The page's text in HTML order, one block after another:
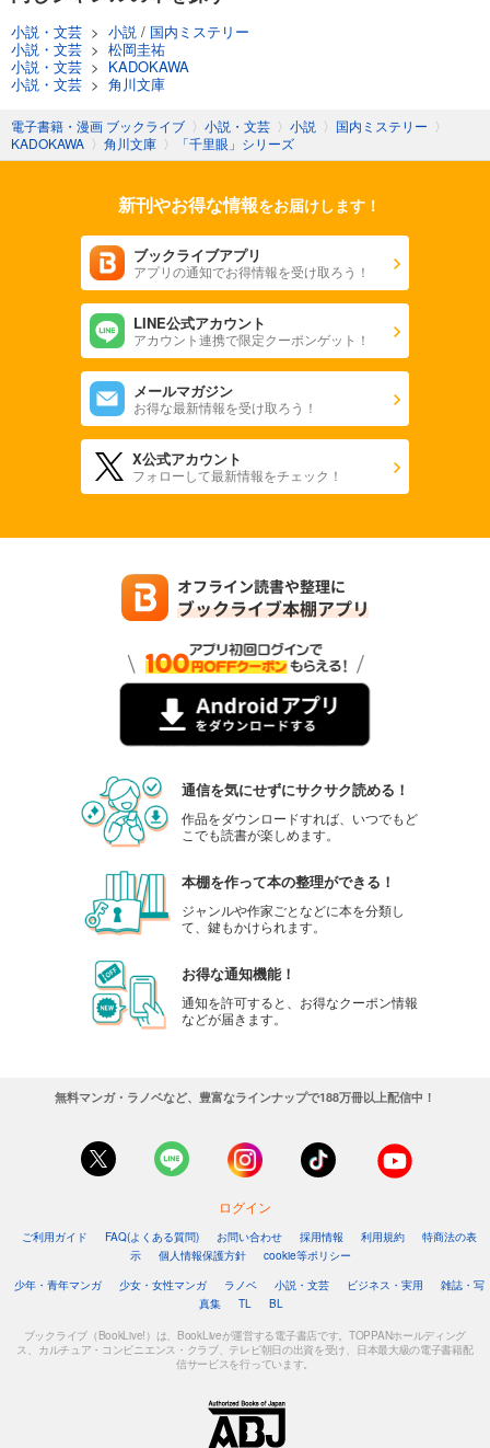
小説・文芸 > 小説 / 国内ミステリー
小説・文芸 > 松岡圭祐
小説・文芸 > KADOKAWA
小説・文芸 > 角川文庫
電子書籍・漫画 ブックライブ 〉 小説・文芸 〉 小説 〉 国内ミステリー 〉
KADOKAWA 〉 角川文庫 〉 「千里眼」シリーズ
新刊やお得な情報をお届けします！
ブックライブアプリ
アプリの通知でお得情報を受け取ろう！
LINE公式アカウント
アカウント連携で限定クーポンゲット！
メールマガジン
お得な最新情報を受け取ろう！
X公式アカウント
フォローして最新情報をチェック！
通信を気にせずにサクサク読める！
作品をダウンロードすれば、いつでもど
こでも読書が楽しめます。
本棚を作って本の整理ができる！
ジャンルや作家ごとなどに本を分類し
て、鍵もかけられます。
お得な通知機能！
通知を許可すると、お得なクーポン情報
などが届きます。
無料マンガ・ラノベなど、豊富なラインナップで188万冊以上配信中！
ログイン
ご利用ガイド FAQ(よくある質問) お問い合わせ 採用情報 利用規約
特商法の表
示
個人情報保護方針
cookie等ポリシー
少年・青年マンガ
少女・女性マンガ ラノベ 小説・文芸 ビジネス・実用
雑誌・写
真集
TL BL
ブックライブ（BookLive!）は、BookLiveが運営する電子書店です。TOPPANホールディング
ス、カルチュア・コンビニエンス・クラブ、テレビ朝日の出資を受け、日本最大級の電子書籍配
信サービスを行っています。